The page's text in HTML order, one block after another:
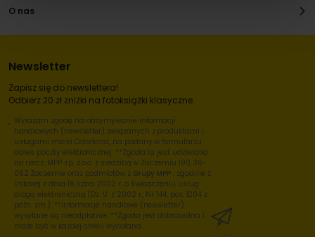
O nas
Newsletter
Zapisz się do newslettera!
Odbierz 20 zł zniżki na fotoksiążki klasyczne.
Wyrażam zgodę na otrzymywanie informacji
handlowych (newsletter) związanych z produktami i
usługami marki Colorland, na podany w formularzu
adres poczty elektronicznej. **Zgoda ta jest udzielana
na rzecz: MPP sp. z o.o. z siedzibą w Zaczerniu 190, 36-
062 Zaczernie oraz podmiotów z Grupy MPP , zgodnie z
Ustawą z dnia 18 lipca 2002 r. o świadczeniu usług
drogą elektroniczną (Dz. U. z 2002 r., Nr 144, poz. 1204 z
późn. zm.). **Informacje handlowe (newsletter)
wysyłane są nieodpłatnie. **Zgoda jest dobrowolna i
może być w każdej chwili wycofana.